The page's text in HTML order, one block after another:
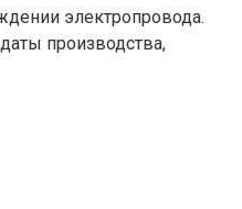
электропровода.
производства,